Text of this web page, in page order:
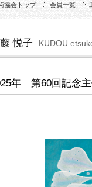
協会トップ 会員一覧
悦子 KUDOU
年 第60回記念